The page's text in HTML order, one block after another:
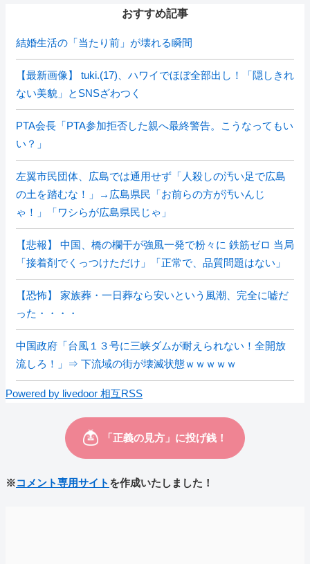
おすすめ記事
結婚生活の「当たり前」が壊れる瞬間
【最新画像】 tuki.(17)、ハワイでほぼ全部出し！「隠しきれ
ない美貌」とSNSざわつく
PTA会長「PTA参加拒否した親へ最終警告。こうなってもい
い？」
左翼市民団体、広島では通用せず「人殺しの汚い足で広島
の土を踏むな！」→広島県民「お前らの方が汚いんじ
ゃ！」「ワシらが広島県民じゃ」
【悲報】 中国、橋の欄干が強風一発で粉々に 鉄筋ゼロ 当局
「接着剤でくっつけただけ」「正常で、品質問題はない」
【恐怖】 家族葬・一日葬なら安いという風潮、完全に嘘だ
った・・・・
中国政府「台風１３号に三峡ダムが耐えられない！全開放
流しろ！」⇒ 下流域の街が壊滅状態ｗｗｗｗｗ
Powered by livedoor 相互RSS
※コメント専用サイト を作成いたしました！